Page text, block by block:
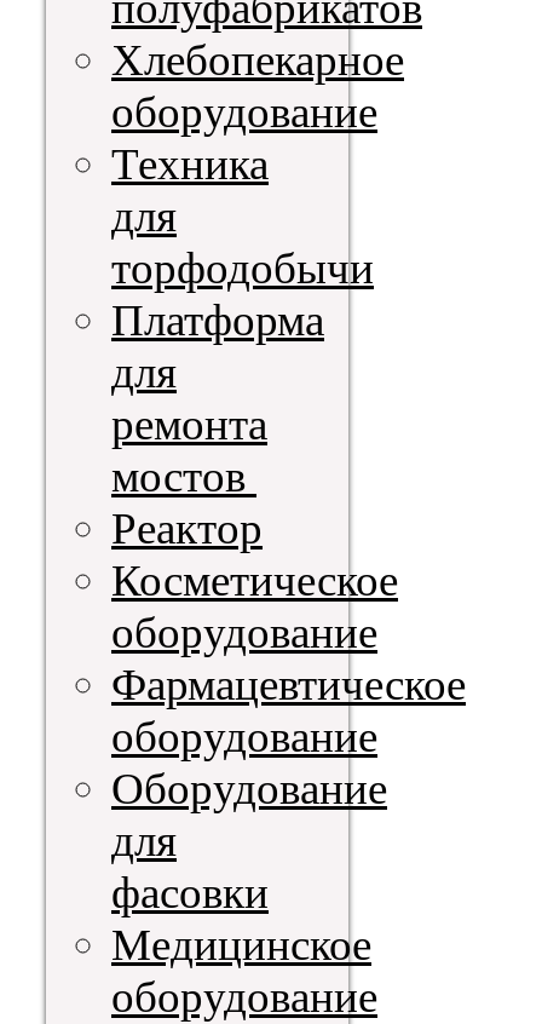
Хлебопекарное
оборудование
Техника
для
торфодобычи
Платформа
для
ремонта
мостов
Реактор
Косметическое
оборудование
Фармацевтическое
оборудование
Оборудование
для
фасовки
Медицинское
оборудование